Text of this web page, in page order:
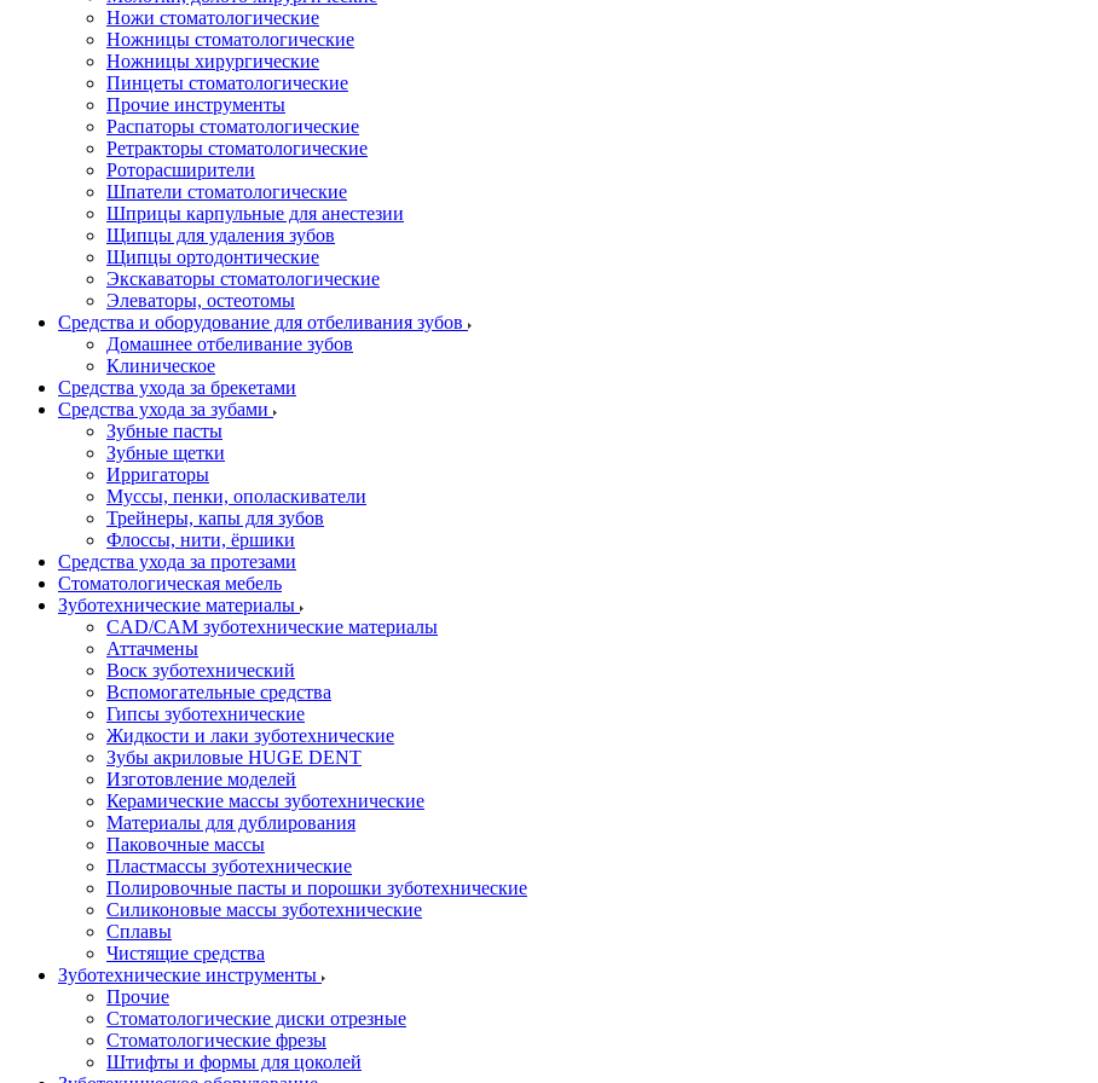
Ножи стоматологические
Ножницы стоматологические
Ножницы хирургические
Пинцеты стоматологические
Прочие инструменты
Распаторы стоматологические
Ретракторы стоматологические
Роторасширители
Шпатели стоматологические
Шприцы карпульные для анестезии
Щипцы для удаления зубов
Щипцы ортодонтические
Экскаваторы стоматологические
Элеваторы, остеотомы
Средства и оборудование для отбеливания зубов
Домашнее отбеливание зубов
Клиническое
Средства ухода за брекетами
Средства ухода за зубами
Зубные пасты
Зубные щетки
Ирригаторы
Муссы, пенки, ополаскиватели
Трейнеры, капы для зубов
Флоссы, нити, ёршики
Средства ухода за протезами
Стоматологическая мебель
Зуботехнические материалы
CAD/CAM зуботехнические материалы
Аттачмены
Воск зуботехнический
Вспомогательные средства
Гипсы зуботехнические
Жидкости и лаки зуботехнические
Зубы акриловые HUGE DENT
Изготовление моделей
Керамические массы зуботехнические
Материалы для дублирования
Паковочные массы
Пластмассы зуботехнические
Полировочные пасты и порошки зуботехнические
Силиконовые массы зуботехнические
Сплавы
Чистящие средства
Зуботехнические инструменты
Прочие
Стоматологические диски отрезные
Стоматологические фрезы
Штифты и формы для цоколей